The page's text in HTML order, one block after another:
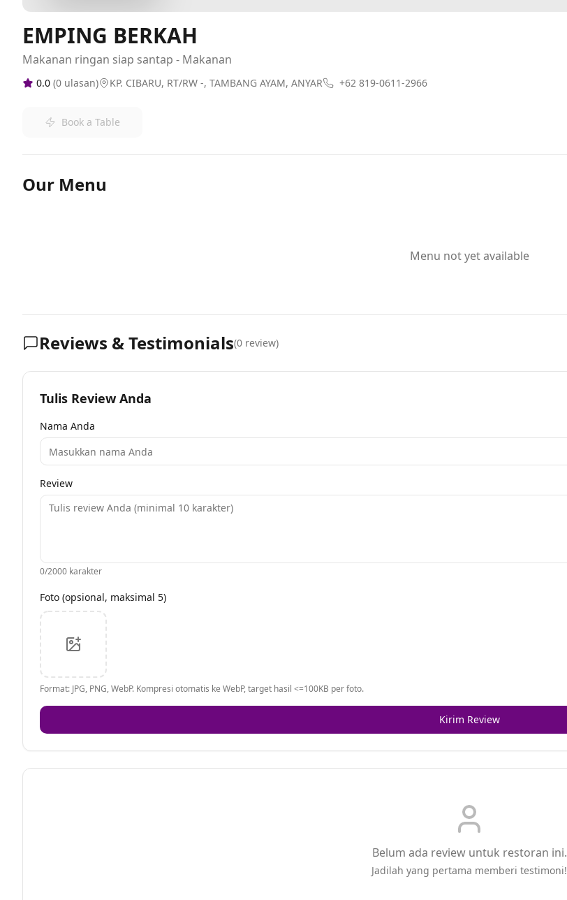
EMPING BERKAH
Makanan ringan siap santap - Makanan
0.0 (0 ulasan) KP. CIBARU, RT/RW -, TAMBANG AYAM, ANYAR +62 819-0611-2966
Book a Table
Our Menu
Menu not yet available
Reviews & Testimonials(0 review)
Tulis Review Anda
Nama Anda
Review
0/2000 karakter
Foto (opsional, maksimal 5)
Format: JPG, PNG, WebP. Kompresi otomatis ke WebP, target hasil <=100KB per foto.
Kirim Review
Belum ada review untuk restoran ini.
Jadilah yang pertama memberi testimoni!